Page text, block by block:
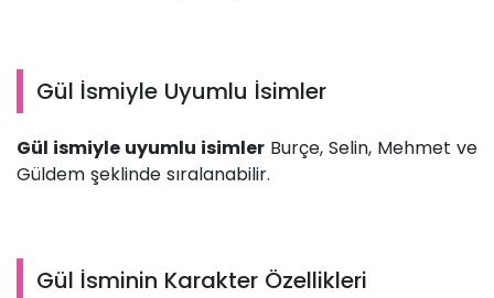
Gül İsmiyle Uyumlu İsimler
Gül ismiyle uyumlu isimler Burçe, Selin, Mehmet ve
Güldem şeklinde sıralanabilir.
Gül İsminin Karakter Özellikleri